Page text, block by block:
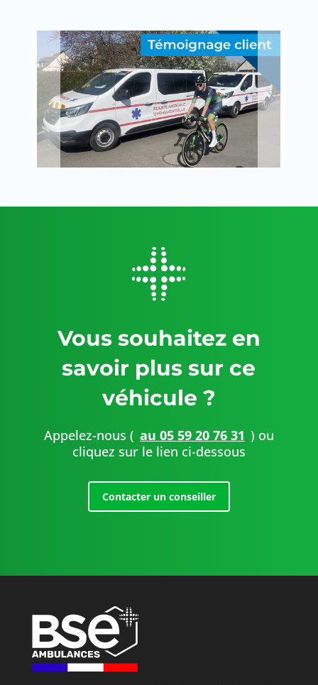
Vous souhaitez en
savoir plus sur ce
véhicule ?
Appelez-nous ( au 05 59 20 76 31 ) ou
cliquez sur le lien ci-dessous
Contacter un conseiller